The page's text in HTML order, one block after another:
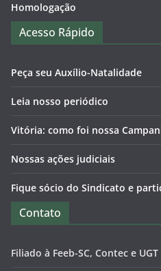
Homologação
Acesso Rápido
Peça seu Auxílio-Natalidade
Leia nosso periódico
Vitória: como foi nossa
Nossas ações judiciais
Fique sócio do Sindicato e
Contato
Filiado à Feeb-SC, Contec e UGT